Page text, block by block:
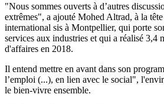
"Nous sommes ouverts à d’autres
extrêmes", a ajouté Mohed Altrad, à la
international sis à Montpellier, qui porte
services aux industries et qui a réalisé 3,4
d'affaires en 2018.
Il entend mettre en avant dans son
l’emploi (...), en lien avec le social",
le bien-vivre ensemble.